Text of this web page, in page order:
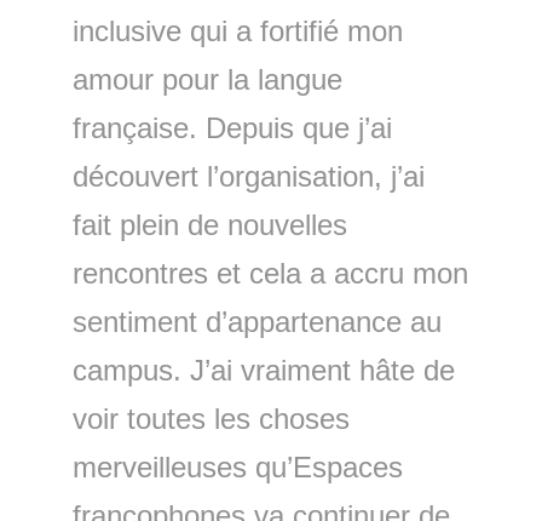
inclusive qui a fortifié mon
amour pour la langue
française. Depuis que j’ai
découvert l’organisation, j’ai
fait plein de nouvelles
rencontres et cela a accru mon
sentiment d’appartenance au
campus. J’ai vraiment hâte de
voir toutes les choses
merveilleuses qu’Espaces